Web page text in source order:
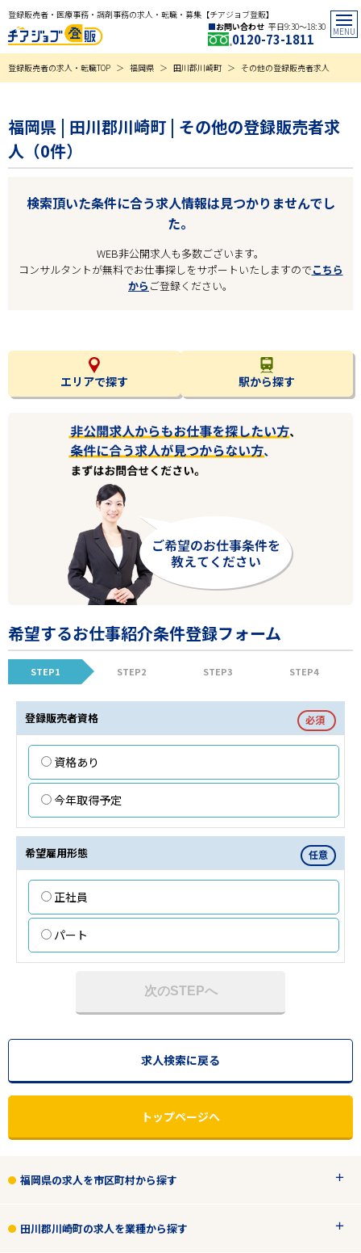
登録販売者・医療事務・調剤事務の求人・転職・募集【チアジョブ登販】
お問い合わせ 平日9:30〜18:30
0120-73-1811
登録販売者の求人・転職TOP 福岡県 田川郡川崎町 その他の登録販売者求人
福岡県 | 田川郡川崎町 | その他の登録販売者求
人（0件）
検索頂いた条件に合う求人情報は見つかりませんでし
た。
WEB非公開求人も多数ございます。
コンサルタントが無料でお仕事探しをサポートいたしますのでこちら
から ご登録ください。
エリアで探す 駅から探す
希望するお仕事紹介条件登録フォーム
STEP1 STEP2 STEP3 STEP4
登録販売者資格 必須
資格あり
今年取得予定
希望雇用形態 任意
正社員
パート
次のSTEPへ
求人検索に戻る
トップページへ
福岡県の求人を市区町村から探す
田川郡川崎町の求人を業種から探す